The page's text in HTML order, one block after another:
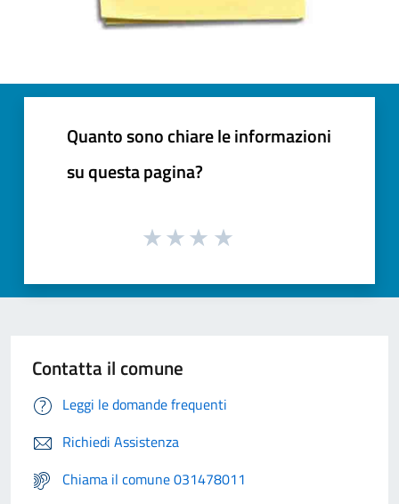
Quanto sono chiare le informazioni
su questa pagina?
Contatta il comune
Leggi le domande frequenti
Richiedi Assistenza
Chiama il comune 031478011